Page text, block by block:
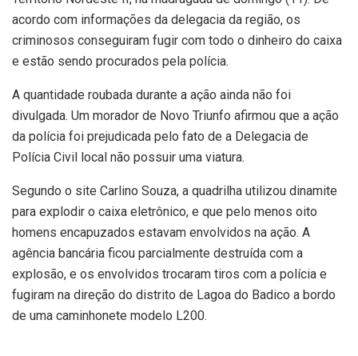
acordo com informações da delegacia da região, os
criminosos conseguiram fugir com todo o dinheiro do caixa
e estão sendo procurados pela polícia.
A quantidade roubada durante a ação ainda não foi
divulgada. Um morador de Novo Triunfo afirmou que a ação
da polícia foi prejudicada pelo fato de a Delegacia de
Polícia Civil local não possuir uma viatura.
Segundo o site Carlino Souza, a quadrilha utilizou dinamite
para explodir o caixa eletrônico, e que pelo menos oito
homens encapuzados estavam envolvidos na ação. A
agência bancária ficou parcialmente destruída com a
explosão, e os envolvidos trocaram tiros com a polícia e
fugiram na direção do distrito de Lagoa do Badico a bordo
de uma caminhonete modelo L200.